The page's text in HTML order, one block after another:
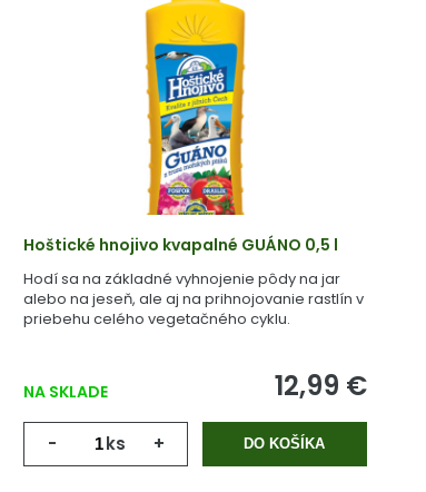
Hoštické hnojivo kvapalné GUÁNO 0,5 l
Hodí sa na základné vyhnojenie pôdy na jar
alebo na jeseň, ale aj na prihnojovanie rastlín v
priebehu celého vegetačného cyklu.
NA SKLADE 12,99 €
- ks + DO KOŠÍKA